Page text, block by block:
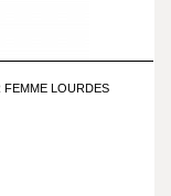
FEMME LOURDES